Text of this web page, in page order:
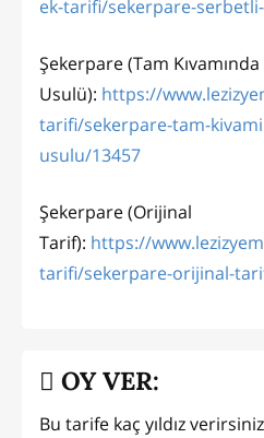
ek-tarifi/sekerpare-
Şekerpare (Tam
Usulü): https://
tarifi/sekerpare-tam-
usulu/13457
Şekerpare (Orijinal
Tarif): https://
tarifi/sekerpare-orijinal-
OY VER:
Bu tarife kaç yıldız